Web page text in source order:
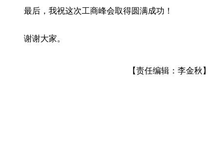
最后，我祝这次工商峰会取得圆满成功！
谢谢大家。
【责任编辑：李金秋】